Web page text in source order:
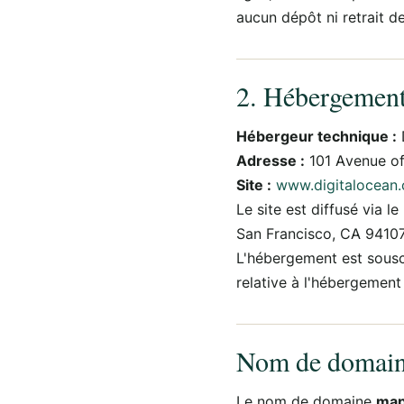
aucun dépôt ni retrait
2.
Hébergeur technique :
Adresse : 101 Avenue
Site :
Le site est diffusé via le
San Francisco, CA
L'hébergement est
relative à
Nom de